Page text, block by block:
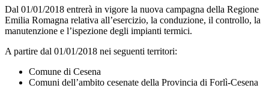
Dal 01/01/2018 entrerà in vigore la nuova campagna della Regione
Emilia Romagna relativa all’esercizio, la conduzione, il controllo, la
manutenzione e l’ispezione degli impianti termici.
A partire dal 01/01/2018 nei seguenti territori:
Comune di Cesena
Comuni dell’ambito cesenate della Provincia di Forlì-Cesena